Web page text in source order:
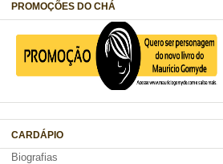
PROMOÇÕES DO CHÁ
CARDÁPIO
Biografias